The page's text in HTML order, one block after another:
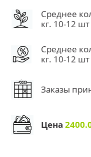
Среднее
кг. 10-12 шт
Среднее
кг. 10-12 шт
Заказы
Цена